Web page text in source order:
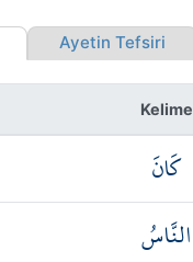
Ayetin Tefsiri
Kelime
كَانَ
النَّاسُ